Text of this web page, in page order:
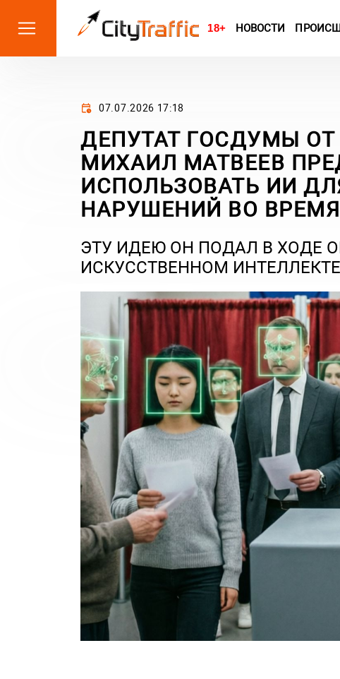
18+ НОВОСТИ
07.07.2026 17:18
ДЕПУТАТ ГОСДУМЫ
МИХАИЛ МАТВЕЕВ
ИСПОЛЬЗОВАТЬ ИИ
НАРУШЕНИЙ ВО
ЭТУ ИДЕЮ ОН ПОДАЛ В ХОДЕ
ИСКУССТВЕННОМ